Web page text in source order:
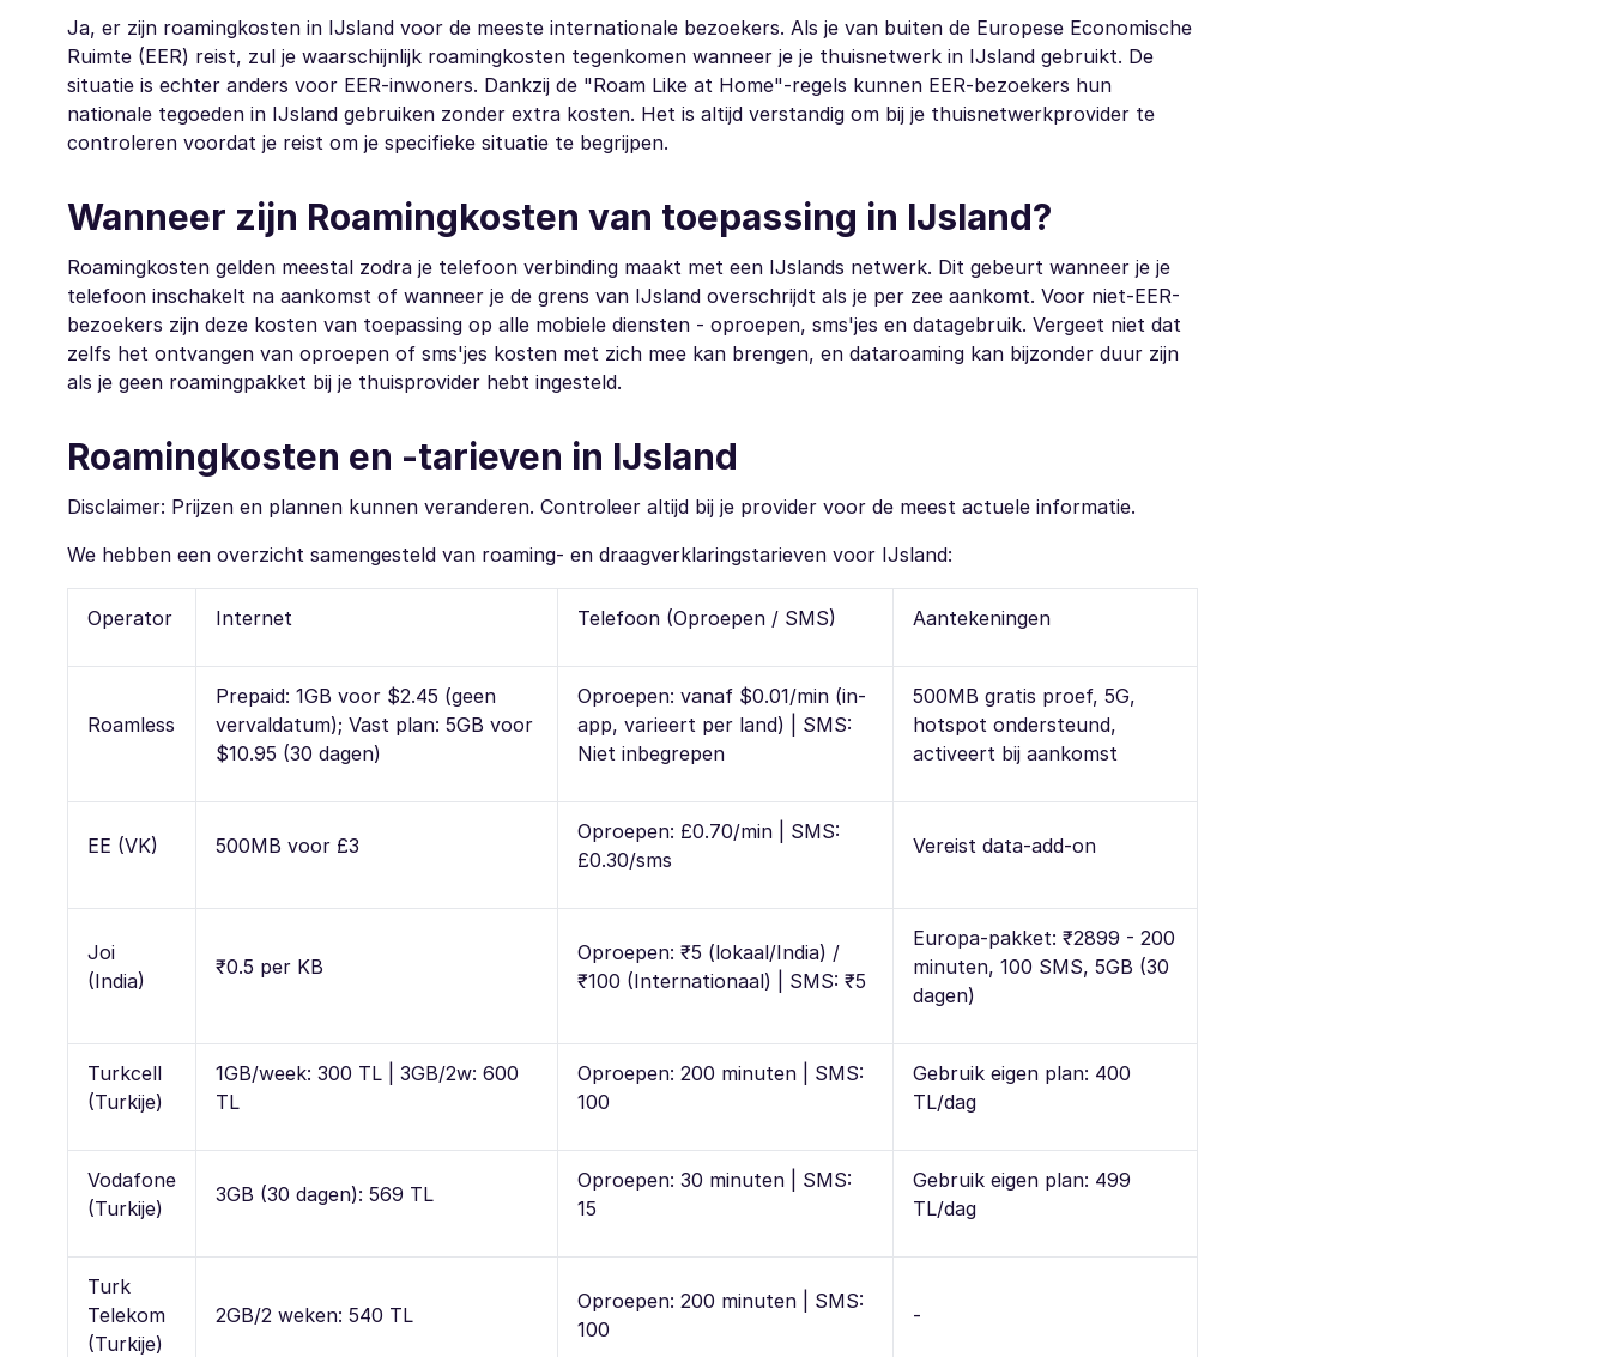
Ja, er zijn roamingkosten in IJsland voor de meeste internationale bezoekers. Als je van buiten de Europese Economische
Ruimte (EER) reist, zul je waarschijnlijk roamingkosten tegenkomen wanneer je je thuisnetwerk in IJsland gebruikt. De
situatie is echter anders voor EER-inwoners. Dankzij de "Roam Like at Home"-regels kunnen EER-bezoekers hun
nationale tegoeden in IJsland gebruiken zonder extra kosten. Het is altijd verstandig om bij je thuisnetwerkprovider te
controleren voordat je reist om je specifieke situatie te begrijpen.
Wanneer zijn Roamingkosten van toepassing in IJsland?
Roamingkosten gelden meestal zodra je telefoon verbinding maakt met een IJslands netwerk. Dit gebeurt wanneer je je
telefoon inschakelt na aankomst of wanneer je de grens van IJsland overschrijdt als je per zee aankomt. Voor niet-EER-
bezoekers zijn deze kosten van toepassing op alle mobiele diensten - oproepen, sms'jes en datagebruik. Vergeet niet dat
zelfs het ontvangen van oproepen of sms'jes kosten met zich mee kan brengen, en dataroaming kan bijzonder duur zijn
als je geen roamingpakket bij je thuisprovider hebt ingesteld.
Roamingkosten en -tarieven in IJsland
Disclaimer: Prijzen en plannen kunnen veranderen. Controleer altijd bij je provider voor de meest actuele informatie.
We hebben een overzicht samengesteld van roaming- en draagverklaringstarieven voor IJsland:
Operator Internet Telefoon (Oproepen / SMS) Aantekeningen
Roamless
Prepaid: 1GB voor $2.45 (geen
vervaldatum); Vast plan: 5GB voor
$10.95 (30 dagen)
Oproepen: vanaf $0.01/min (in-
app, varieert per land) | SMS:
Niet inbegrepen
500MB gratis proef, 5G,
hotspot ondersteund,
activeert bij aankomst
EE (VK) 500MB voor £3
Oproepen: £0.70/min | SMS:
£0.30/sms
Vereist data-add-on
Joi
(India)
₹0.5 per KB
Oproepen: ₹5 (lokaal/India) /
₹100 (Internationaal) | SMS: ₹5
Europa-pakket: ₹2899 - 200
minuten, 100 SMS, 5GB (30
dagen)
Turkcell
(Turkije)
1GB/week: 300 TL | 3GB/2w: 600
TL
Oproepen: 200 minuten | SMS:
100
Gebruik eigen plan: 400
TL/dag
Vodafone
(Turkije)
3GB (30 dagen): 569 TL
Oproepen: 30 minuten | SMS:
15
Gebruik eigen plan: 499
TL/dag
Turk
Telekom
(Turkije)
2GB/2 weken: 540 TL
Oproepen: 200 minuten | SMS:
100
-